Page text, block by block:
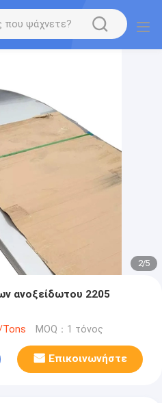
2/5
ανοξείδωτου 2205
Tons MOQ：1 τόνος
Επικοινωνήστε